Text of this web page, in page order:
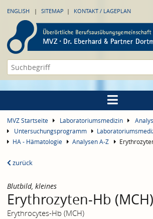
ENGLISH SITEMAP KONTAKT / LAGEPLAN
MVZ Startseite Laboratoriumsmedizin
Untersuchungsprogramm
HA - Hämatologie
Analysen A-Z
zurück
Blutbild, kleines
Erythrozyten-Hb (MCH)
Erythrocytes-Hb (MCH)